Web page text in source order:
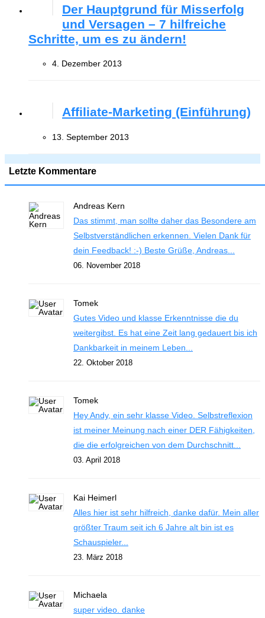
Der Hauptgrund für Misserfolg
und Versagen – 7 hilfreiche
Schritte, um es zu ändern!
4. Dezember 2013
Affiliate-Marketing (Einführung)
13. September 2013
Letzte Kommentare
Andreas Kern
Das stimmt, man sollte daher das Besondere am
Selbstverständlichen erkennen. Vielen Dank für
dein Feedback! :-) Beste Grüße, Andreas...
06. November 2018
Tomek
Gutes Video und klasse Erkenntnisse die du
weitergibst. Es hat eine Zeit lang gedauert bis ich
Dankbarkeit in meinem Leben...
22. Oktober 2018
Tomek
Hey Andy, ein sehr klasse Video. Selbstreflexion
ist meiner Meinung nach einer DER Fähigkeiten,
die die erfolgreichen von dem Durchschnitt...
03. April 2018
Kai Heimerl
Alles hier ist sehr hilfreich, danke dafür. Mein aller
größter Traum seit ich 6 Jahre alt bin ist es
Schauspieler...
23. März 2018
Michaela
super video. danke